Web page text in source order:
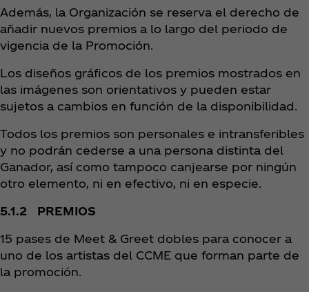
Además, la Organización se reserva el derecho de
añadir nuevos premios a lo largo del periodo de
vigencia de la Promoción.
Los diseños gráficos de los premios mostrados en
las imágenes son orientativos y pueden estar
sujetos a cambios en función de la disponibilidad.
Todos los premios son personales e intransferibles
y no podrán cederse a una persona distinta del
Ganador, así como tampoco canjearse por ningún
otro elemento, ni en efectivo, ni en especie.
5.1.2 PREMIOS
15 pases de Meet & Greet dobles para conocer a
uno de los artistas del CCME que forman parte de
la promoción.